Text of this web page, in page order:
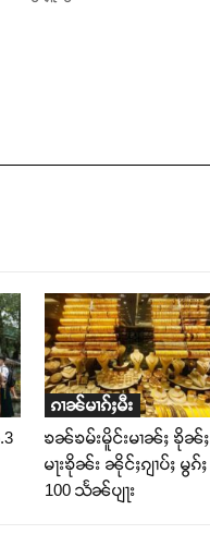
ၵၢၼ်မၢၵ်ႈမီး
ၶၼ်ၶမ်းမိူင်းမၢၼ်ႈ ၶိုၼ်ႈ
မႃးၶိုၼ်း ၼိုင်ႈၵျၢပ်ႈ မွၵ်ႈ
100 သႅၼ်ပျႃး